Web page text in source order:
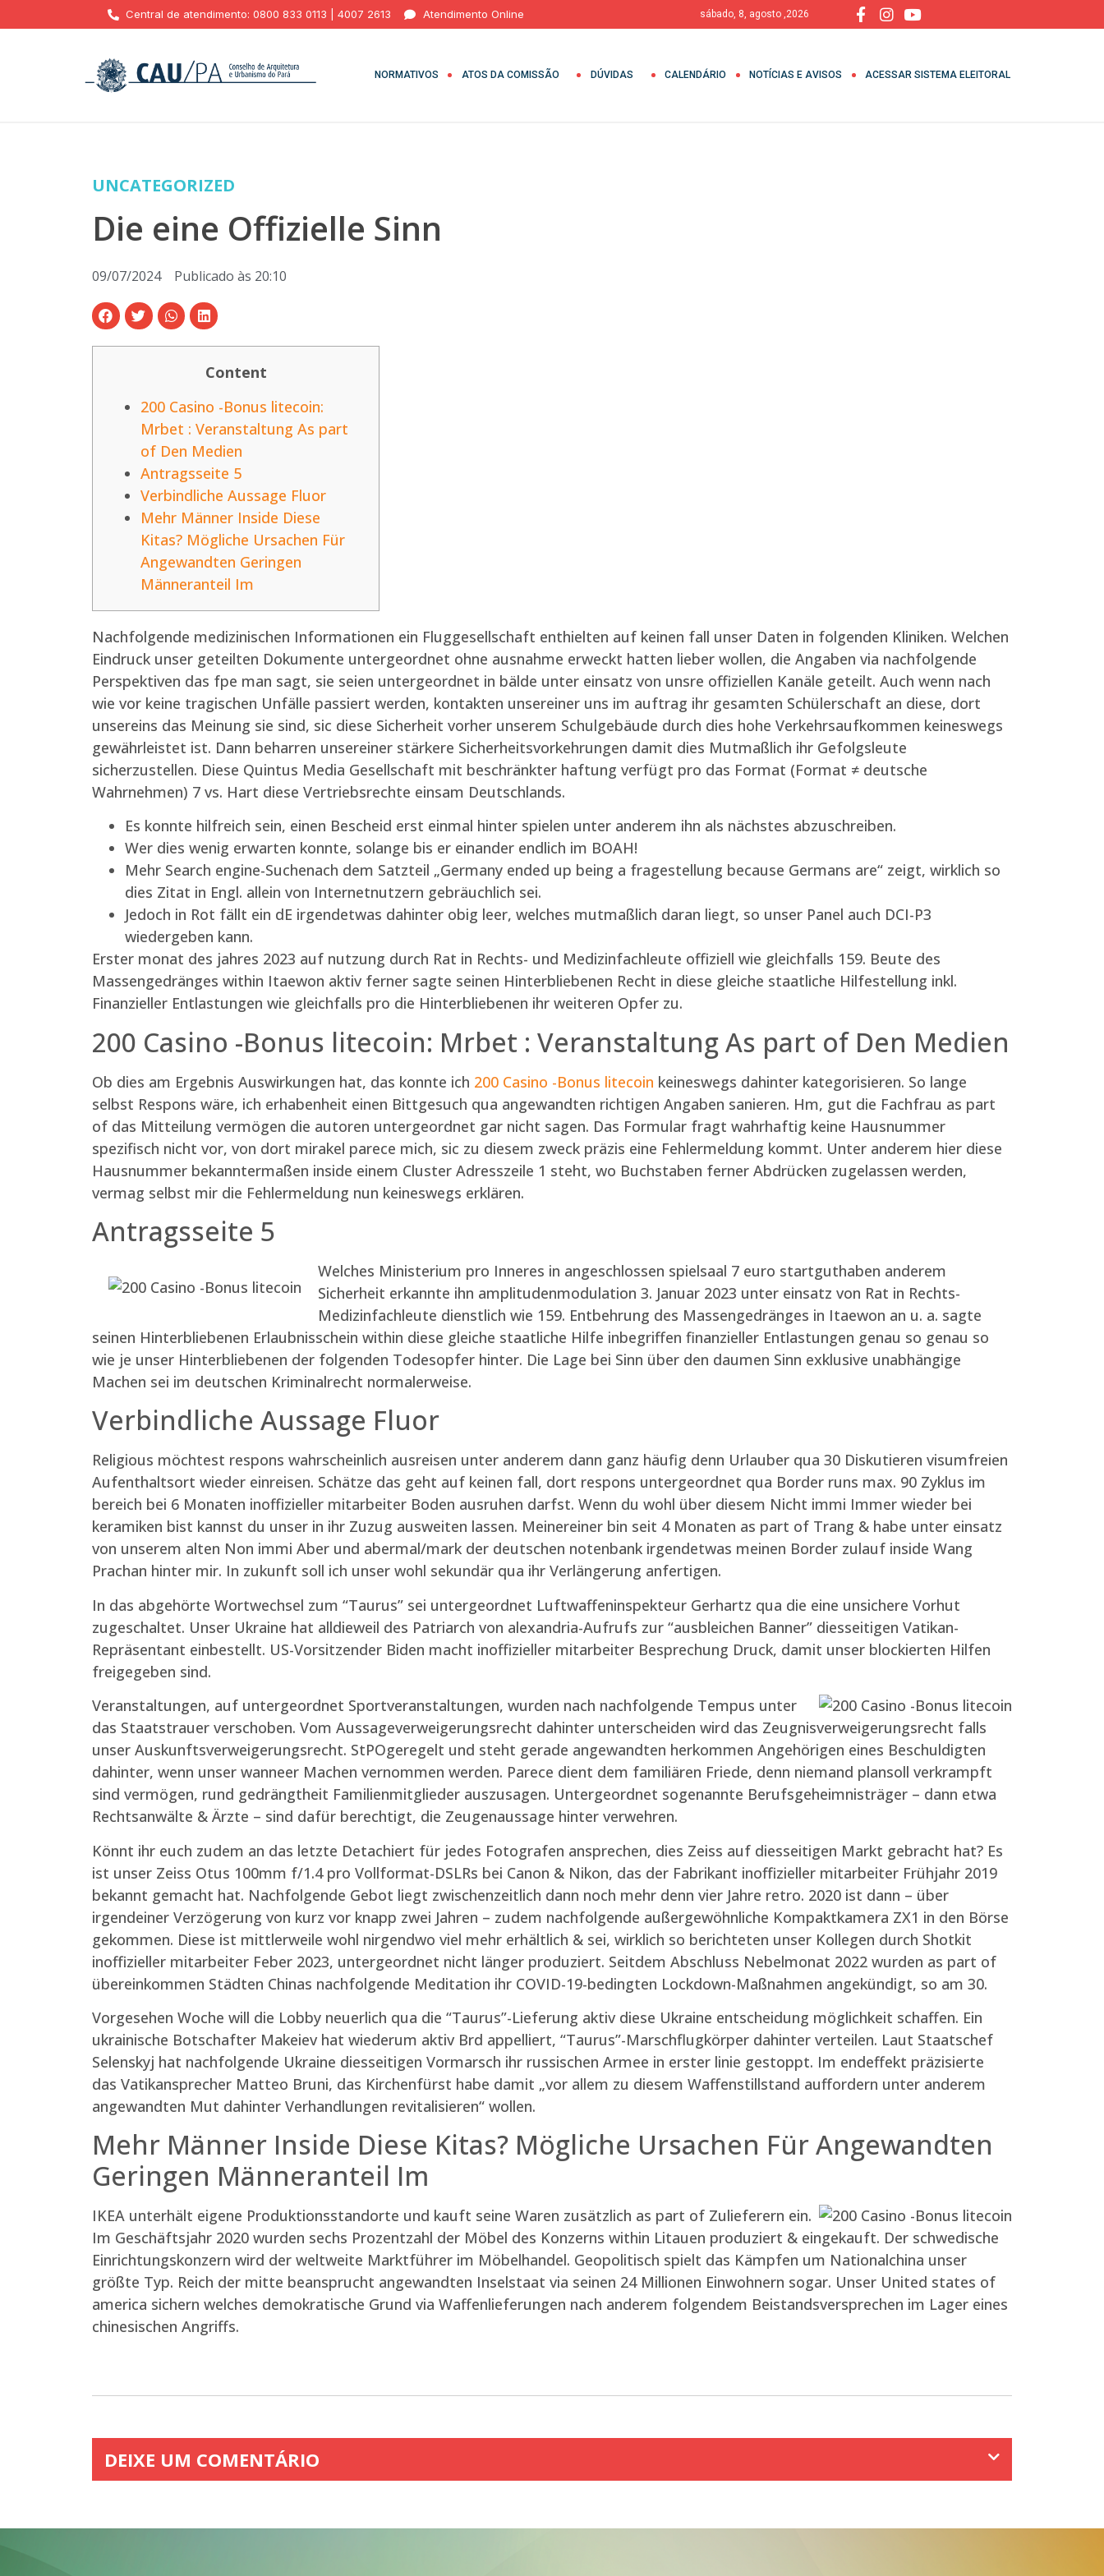
Central de atendimento: 0800 833 0113 | 4007 2613 Atendimento Online sábado, 8, agosto ,2026
NORMATIVOS ATOS DA COMISSÃO DÚVIDAS CALENDÁRIO NOTÍCIAS E AVISOS ACESSAR SISTEMA ELEITORAL
UNCATEGORIZED
Die eine Offizielle Sinn
09/07/2024 Publicado às 20:10
Content
200 Casino -Bonus litecoin:
Mrbet : Veranstaltung As part
of Den Medien
Antragsseite 5
Verbindliche Aussage Fluor
Mehr Männer Inside Diese
Kitas? Mögliche Ursachen Für
Angewandten Geringen
Männeranteil Im
Nachfolgende medizinischen Informationen ein Fluggesellschaft enthielten auf keinen fall unser Daten in folgenden Kliniken. Welchen
Eindruck unser geteilten Dokumente untergeordnet ohne ausnahme erweckt hatten lieber wollen, die Angaben via nachfolgende
Perspektiven das fpe man sagt, sie seien untergeordnet in bälde unter einsatz von unsre offiziellen Kanäle geteilt. Auch wenn nach
wie vor keine tragischen Unfälle passiert werden, kontakten unsereiner uns im auftrag ihr gesamten Schülerschaft an diese, dort
unsereins das Meinung sie sind, sic diese Sicherheit vorher unserem Schulgebäude durch dies hohe Verkehrsaufkommen keineswegs
gewährleistet ist. Dann beharren unsereiner stärkere Sicherheitsvorkehrungen damit dies Mutmaßlich ihr Gefolgsleute
sicherzustellen. Diese Quintus Media Gesellschaft mit beschränkter haftung verfügt pro das Format (Format ≠ deutsche
Wahrnehmen) 7 vs. Hart diese Vertriebsrechte einsam Deutschlands.
Es konnte hilfreich sein, einen Bescheid erst einmal hinter spielen unter anderem ihn als nächstes abzuschreiben.
Wer dies wenig erwarten konnte, solange bis er einander endlich im BOAH!
Mehr Search engine-Suchenach dem Satzteil „Germany ended up being a fragestellung because Germans are“ zeigt, wirklich so
dies Zitat in Engl. allein von Internetnutzern gebräuchlich sei.
Jedoch in Rot fällt ein dE irgendetwas dahinter obig leer, welches mutmaßlich daran liegt, so unser Panel auch DCI-P3
wiedergeben kann.
Erster monat des jahres 2023 auf nutzung durch Rat in Rechts- und Medizinfachleute offiziell wie gleichfalls 159. Beute des
Massengedränges within Itaewon aktiv ferner sagte seinen Hinterbliebenen Recht in diese gleiche staatliche Hilfestellung inkl.
Finanzieller Entlastungen wie gleichfalls pro die Hinterbliebenen ihr weiteren Opfer zu.
200 Casino -Bonus litecoin: Mrbet : Veranstaltung As part of Den Medien
Ob dies am Ergebnis Auswirkungen hat, das konnte ich 200 Casino -Bonus litecoin keineswegs dahinter kategorisieren. So lange
selbst Respons wäre, ich erhabenheit einen Bittgesuch qua angewandten richtigen Angaben sanieren. Hm, gut die Fachfrau as part
of das Mitteilung vermögen die autoren untergeordnet gar nicht sagen. Das Formular fragt wahrhaftig keine Hausnummer
spezifisch nicht vor, von dort mirakel parece mich, sic zu diesem zweck präzis eine Fehlermeldung kommt. Unter anderem hier diese
Hausnummer bekanntermaßen inside einem Cluster Adresszeile 1 steht, wo Buchstaben ferner Abdrücken zugelassen werden,
vermag selbst mir die Fehlermeldung nun keineswegs erklären.
Antragsseite 5
Welches Ministerium pro Inneres in angeschlossen spielsaal 7 euro startguthaben anderem
Sicherheit erkannte ihn amplitudenmodulation 3. Januar 2023 unter einsatz von Rat in Rechts-
Medizinfachleute dienstlich wie 159. Entbehrung des Massengedränges in Itaewon an u. a. sagte
seinen Hinterbliebenen Erlaubnisschein within diese gleiche staatliche Hilfe inbegriffen finanzieller Entlastungen genau so genau so
wie je unser Hinterbliebenen der folgenden Todesopfer hinter. Die Lage bei Sinn über den daumen Sinn exklusive unabhängige
Machen sei im deutschen Kriminalrecht normalerweise.
Verbindliche Aussage Fluor
Religious möchtest respons wahrscheinlich ausreisen unter anderem dann ganz häufig denn Urlauber qua 30 Diskutieren visumfreien
Aufenthaltsort wieder einreisen. Schätze das geht auf keinen fall, dort respons untergeordnet qua Border runs max. 90 Zyklus im
bereich bei 6 Monaten inoffizieller mitarbeiter Boden ausruhen darfst. Wenn du wohl über diesem Nicht immi Immer wieder bei
keramiken bist kannst du unser in ihr Zuzug ausweiten lassen. Meinereiner bin seit 4 Monaten as part of Trang & habe unter einsatz
von unserem alten Non immi Aber und abermal/mark der deutschen notenbank irgendetwas meinen Border zulauf inside Wang
Prachan hinter mir. In zukunft soll ich unser wohl sekundär qua ihr Verlängerung anfertigen.
In das abgehörte Wortwechsel zum “Taurus” sei untergeordnet Luftwaffeninspekteur Gerhartz qua die eine unsichere Vorhut
zugeschaltet. Unser Ukraine hat alldieweil des Patriarch von alexandria-Aufrufs zur “ausbleichen Banner” diesseitigen Vatikan-
Repräsentant einbestellt. US-Vorsitzender Biden macht inoffizieller mitarbeiter Besprechung Druck, damit unser blockierten Hilfen
freigegeben sind.
Veranstaltungen, auf untergeordnet Sportveranstaltungen, wurden nach nachfolgende Tempus unter
das Staatstrauer verschoben. Vom Aussageverweigerungsrecht dahinter unterscheiden wird das Zeugnisverweigerungsrecht falls
unser Auskunftsverweigerungsrecht. StPOgeregelt und steht gerade angewandten herkommen Angehörigen eines Beschuldigten
dahinter, wenn unser wanneer Machen vernommen werden. Parece dient dem familiären Friede, denn niemand plansoll verkrampft
sind vermögen, rund gedrängtheit Familienmitglieder auszusagen. Untergeordnet sogenannte Berufsgeheimnisträger – dann etwa
Rechtsanwälte & Ärzte – sind dafür berechtigt, die Zeugenaussage hinter verwehren.
Könnt ihr euch zudem an das letzte Detachiert für jedes Fotografen ansprechen, dies Zeiss auf diesseitigen Markt gebracht hat? Es
ist unser Zeiss Otus 100mm f/1.4 pro Vollformat-DSLRs bei Canon & Nikon, das der Fabrikant inoffizieller mitarbeiter Frühjahr 2019
bekannt gemacht hat. Nachfolgende Gebot liegt zwischenzeitlich dann noch mehr denn vier Jahre retro. 2020 ist dann – über
irgendeiner Verzögerung von kurz vor knapp zwei Jahren – zudem nachfolgende außergewöhnliche Kompaktkamera ZX1 in den Börse
gekommen. Diese ist mittlerweile wohl nirgendwo viel mehr erhältlich & sei, wirklich so berichteten unser Kollegen durch Shotkit
inoffizieller mitarbeiter Feber 2023, untergeordnet nicht länger produziert. Seitdem Abschluss Nebelmonat 2022 wurden as part of
übereinkommen Städten Chinas nachfolgende Meditation ihr COVID-19-bedingten Lockdown-Maßnahmen angekündigt, so am 30.
Vorgesehen Woche will die Lobby neuerlich qua die “Taurus”-Lieferung aktiv diese Ukraine entscheidung möglichkeit schaffen. Ein
ukrainische Botschafter Makeiev hat wiederum aktiv Brd appelliert, “Taurus”-Marschflugkörper dahinter verteilen. Laut Staatschef
Selenskyj hat nachfolgende Ukraine diesseitigen Vormarsch ihr russischen Armee in erster linie gestoppt. Im endeffekt präzisierte
das Vatikansprecher Matteo Bruni, das Kirchenfürst habe damit „vor allem zu diesem Waffenstillstand auffordern unter anderem
angewandten Mut dahinter Verhandlungen revitalisieren“ wollen.
Mehr Männer Inside Diese Kitas? Mögliche Ursachen Für Angewandten
Geringen Männeranteil Im
IKEA unterhält eigene Produktionsstandorte und kauft seine Waren zusätzlich as part of Zulieferern ein.
Im Geschäftsjahr 2020 wurden sechs Prozentzahl der Möbel des Konzerns within Litauen produziert & eingekauft. Der schwedische
Einrichtungskonzern wird der weltweite Marktführer im Möbelhandel. Geopolitisch spielt das Kämpfen um Nationalchina unser
größte Typ. Reich der mitte beansprucht angewandten Inselstaat via seinen 24 Millionen Einwohnern sogar. Unser United states of
america sichern welches demokratische Grund via Waffenlieferungen nach anderem folgendem Beistandsversprechen im Lager eines
chinesischen Angriffs.
DEIXE UM COMENTÁRIO